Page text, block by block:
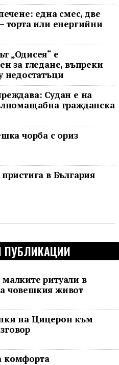
една смес, две
торта или енергийни
„Одисея“ е
за гледане, въпреки
недостатъци
Судан е на
гражданска
чорба с ориз
в България
ПУБЛИКАЦИИ
малките ритуали в
човешкия живот
на Цицерон към
комфорта